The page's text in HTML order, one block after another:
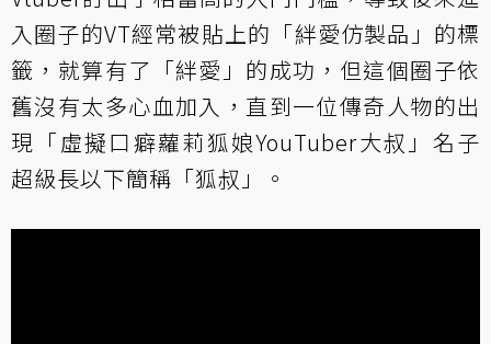
入圈子的VT經常被貼上的「絆愛仿製品」的標
籤，就算有了「絆愛」的成功，但這個圈子依
舊沒有太多心血加入，直到一位傳奇人物的出
現「虛擬口癖蘿莉狐娘YouTuber大叔」名子
超級長以下簡稱「狐叔」。